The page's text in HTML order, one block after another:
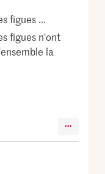
figues ...
figues n'ont
la